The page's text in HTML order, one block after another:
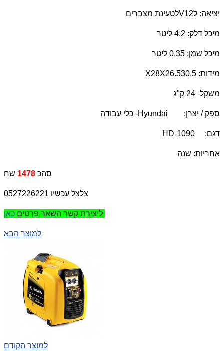
יציאה: ל12 Vלטעינת מצברים
מיכל דלק: 4.2 ליטר
מיכל שמן: 0.35 ליטר
מידות: 30.5 X28X26.5
משקל- 24 ק"ג
ספק / יצרן: Hyundai- כלי עבודה
דגם: HD-1090
אחריות: שנה
סהכ 1478 שח
ליצירת קשר השאר פרטים
למוצר הבא
למוצר הקודם